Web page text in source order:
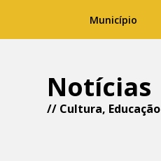
Município
Notícias
// Cultura, Educação